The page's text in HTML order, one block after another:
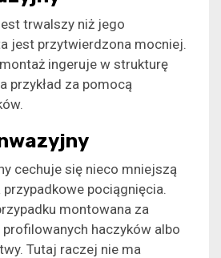
trwalszy niż jego
jest przytwierdzona mocniej.
ingeruje w strukturę
przykład za pomocą
cechuje się nieco mniejszą
pociągnięcia.
montowana za
haczyków albo
Tutaj raczej nie ma